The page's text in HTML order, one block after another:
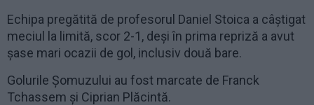
Echipa pregătită de profesorul Daniel Stoica a câștigat
meciul la limită, scor 2-1, deși în prima repriză a avut
șase mari ocazii de gol, inclusiv două bare.
Golurile Șomuzului au fost marcate de Franck
Tchassem și Ciprian Plăcintă.